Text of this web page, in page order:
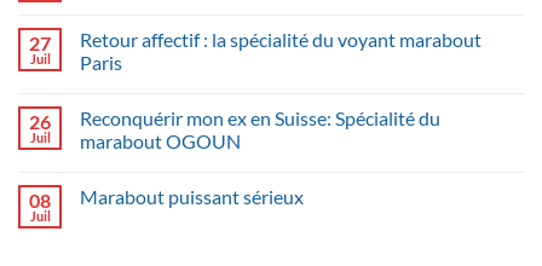
27
Juil
Retour affectif : la spécialité du voyant marabout
Paris
26
Juil
Reconquérir mon ex en Suisse: Spécialité du
marabout OGOUN
08
Juil
Marabout puissant sérieux